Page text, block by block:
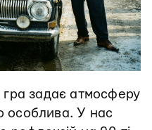
задає атмосферу
особлива. У нас